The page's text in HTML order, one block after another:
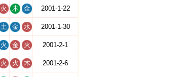
火 木 金 2001-1-22
土 金 水 2001-1-30
火 金 火 2001-2-1
火 火 木 2001-2-6